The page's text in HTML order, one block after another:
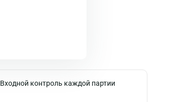
Входной контроль каждой партии